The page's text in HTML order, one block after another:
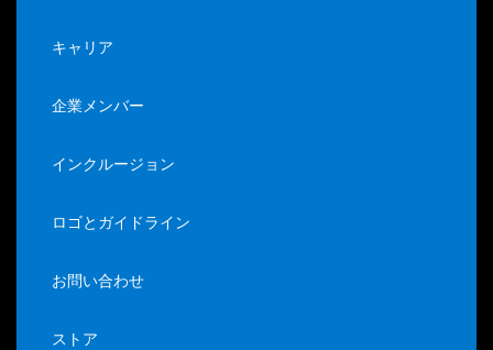
キャリア
企業メンバー
インクルージョン
ロゴとガイドライン
お問い合わせ
ストア